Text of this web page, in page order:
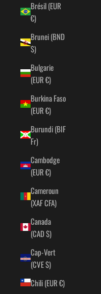
Brésil (EUR
€)
Brunei (BND
$)
Bulgarie
(EUR €)
Burkina Faso
(EUR €)
Burundi (BIF
Fr)
Cambodge
(EUR €)
Cameroun
(XAF CFA)
Canada
(CAD $)
Cap-Vert
(CVE $)
Chili (EUR €)